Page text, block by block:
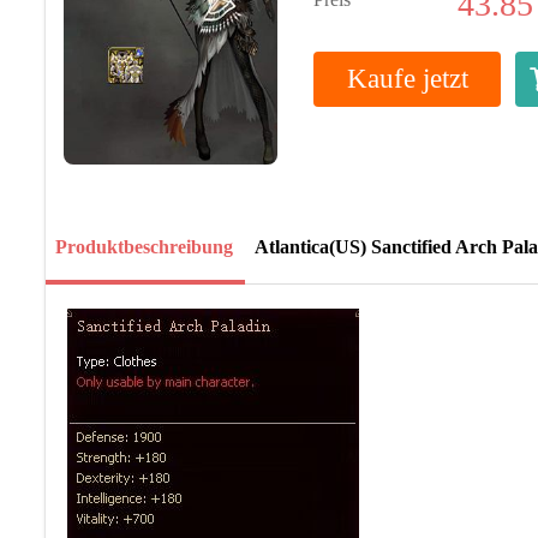
Kaufe jetzt
Produktbeschreibung Atlantica(US) Sanctified Arch